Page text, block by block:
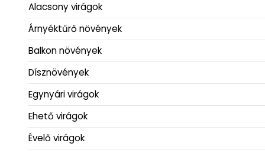
Alacsony virágok
Árnyéktűrő növények
Balkon növények
Dísznövények
Egynyári virágok
Ehető virágok
Évelő virágok